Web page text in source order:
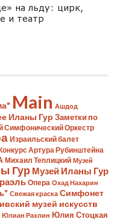
на льду: цирк,
и театр
Main Ашдод
Иланы Гур Заметки по
Симфонический Оркестр
Израильский балет
Артура Рубинштейна
Михаил Теплицкий Музей
Гур Музей Иланы Гур
Опера Охад Нахарин
Свежая краска Симфонет
музей искусств
Юлиан Рахлин Юлия Стоцкая